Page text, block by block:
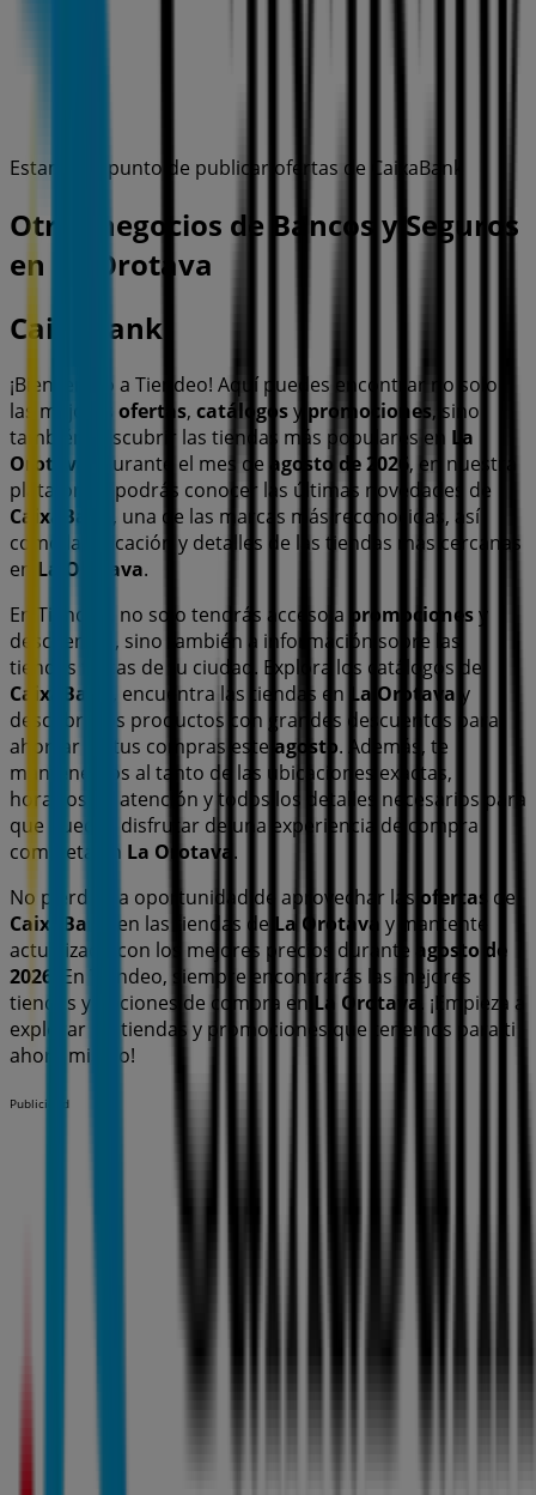
Estamos a punto de publicar ofertas de CaixaBank
Otros negocios de Bancos y Seguros
en La Orotava
CaixaBank
¡Bienvenido a Tiendeo! Aquí puedes encontrar no solo
las mejores ofertas, catálogosy promociones, sino
también descubrir las tiendas más populares en La
Orotava
. Durante el mes de agosto de 2026, en nuestra
plataforma podrás conocer las últimas novedades de
CaixaBank , una de las marcas más reconocidas, así
como la ubicación y detalles de las tiendas más cercanas
en La Orotava.
En Tiendeo, no solo tendrás acceso a promocionesy
descuentos, sino también a información sobre las
tiendas físicas de tu ciudad. Explora los catálogos de
CaixaBank
, encuentra las tiendas en La Orotava y
descubre los productos con grandes descuentos para
ahorrar en tus compras este agosto. Además, te
mantenemos al tanto de las ubicaciones exactas,
horarios de atención y todos los detalles necesarios para
que puedas disfrutar de una experiencia de compra
completa en La Orotava .
No pierdas la oportunidad de aprovechar las ofertas de
CaixaBank
en las tiendas de La Orotava y mantente
actualizado con los mejores precios durante agosto de
2026
. En Tiendeo, siempre encontrarás las mejores
tiendas y opciones de compra en La Orotava . ¡Empieza a
explorar las tiendas y promociones que tenemos para ti
ahora mismo!
Publicidad